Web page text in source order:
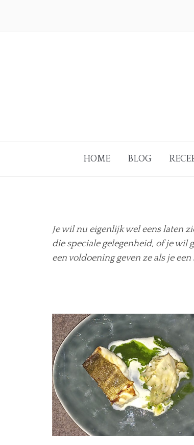
HOME BLOG
Je wil nu eigenlijk wel eens laten
die speciale gelegenheid, of je wil
een voldoening geven ze als je